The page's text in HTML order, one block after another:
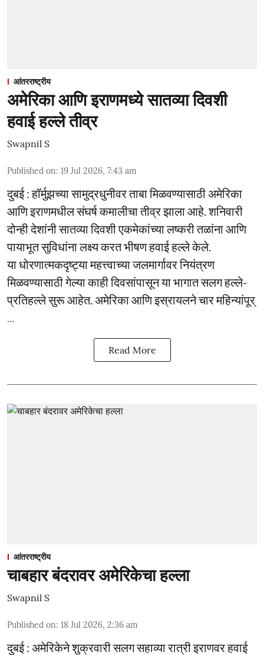
आंतरराष्ट्रीय
अमेरिका आणि इराणमध्ये सातव्या दिवशी
हवाई हल्ले तीव्र
Swapnil S
Published on: 19 Jul 2026, 7:43 am
दुबई : हॉर्मुझच्या सामुद्रधुनीवर ताबा मिळवण्यासाठी अमेरिका
आणि इराणमधील संघर्ष कमालीचा तीव्र झाला आहे. शनिवारी
दोन्ही देशांनी सातव्या दिवशी एकमेकांच्या लष्करी तळांना आणि
पायाभूत सुविधांना लक्ष्य करत भीषण हवाई हल्ले केले.
या धोरणात्मकदृष्ट्या महत्त्वाच्या जलमार्गावर नियंत्रण
मिळवण्यासाठी गेल्या काही दिवसांपासून या भागात सलग हल्ले-
प्रतिहल्ले सुरू आहेत. अमेरिका आणि इस्रायलने चार महिन्यांपूर्
Read More
आंतरराष्ट्रीय
चाबहार बंदरावर अमेरिकेचा हल्ला
Swapnil S
Published on: 18 Jul 2026, 2:36 am
दुबई : अमेरिकेने शुक्रवारी सलग सहाव्या रात्री इराणवर हवाई